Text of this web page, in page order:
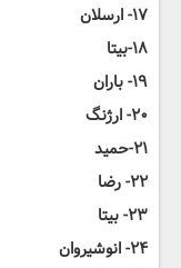
۱۷- ارسلان
۱۸-بیتا
۱۹- باران
۲۰- ارژنگ
۲۱-حمید
۲۲- رضا
۲۳- بیتا
۲۴- انوشیروان